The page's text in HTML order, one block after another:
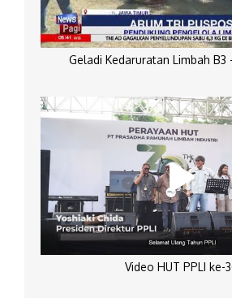
Geladi Kedaruratan Limbah B3
Video HUT PPLI ke-